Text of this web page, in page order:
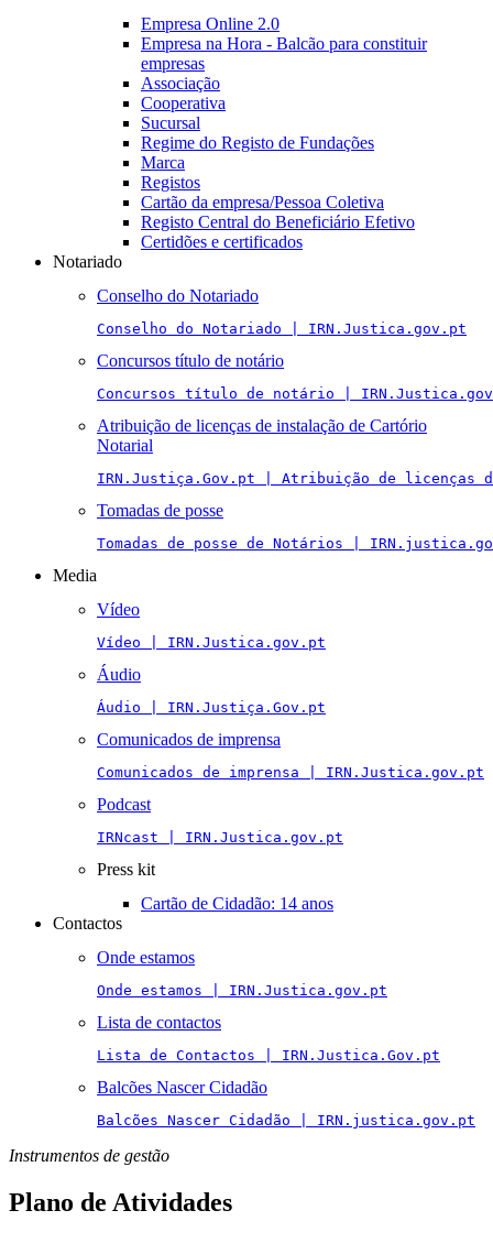
Empresa Online 2.0
Empresa na Hora - Balcão para constituir
empresas
Associação
Cooperativa
Sucursal
Regime do Registo de Fundações
Marca
Registos
Cartão da empresa/Pessoa Coletiva
Registo Central do Beneficiário Efetivo
Certidões e certificados
Notariado
Conselho do Notariado
Conselho do Notariado | IRN.Justica.gov.pt
Concursos título de notário
Concursos título de notário |
Atribuição de licenças de instalação de Cartório
Notarial
IRN.Justiça.Gov.pt | Atribuição de licenças
Tomadas de posse
Tomadas de posse de Notários |
Media
Vídeo
Vídeo | IRN.Justica.gov.pt
Áudio
Áudio | IRN.Justiça.Gov.pt
Comunicados de imprensa
Comunicados de imprensa | IRN.Justica.gov.pt
Podcast
IRNcast | IRN.Justica.gov.pt
Press kit
Cartão de Cidadão: 14 anos
Contactos
Onde estamos
Onde estamos | IRN.Justica.gov.pt
Lista de contactos
Lista de Contactos | IRN.Justica.Gov.pt
Balcões Nascer Cidadão
Balcões Nascer Cidadão | IRN.justica.gov.pt
Instrumentos de gestão
Plano de Atividades